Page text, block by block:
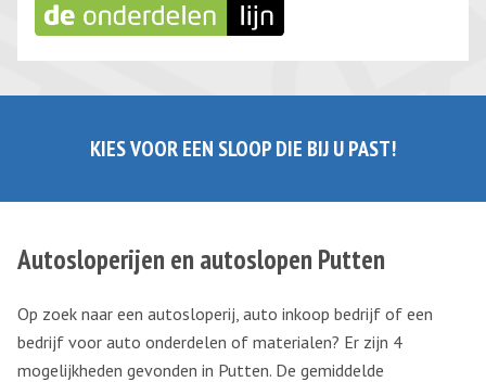
KIES VOOR EEN SLOOP DIE BIJ U PAST!
Autosloperijen en autoslopen Putten
Op zoek naar een autosloperij, auto inkoop bedrijf of een
bedrijf voor auto onderdelen of materialen? Er zijn 4
mogelijkheden gevonden in Putten. De gemiddelde